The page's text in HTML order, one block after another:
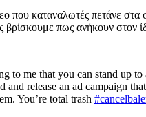
που καταναλωτές πετάνε
βρίσκουμε πως ανήκουν στον
to me that you can stand up
release an ad campaign
You’re total trash